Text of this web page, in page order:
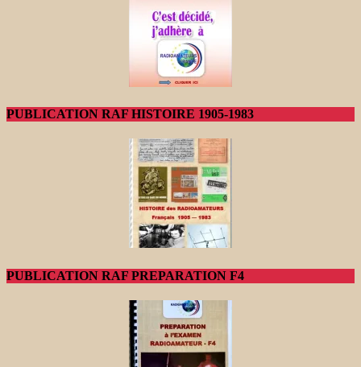
PUBLICATION RAF HISTOIRE 1905-1983
PUBLICATION RAF PREPARATION F4